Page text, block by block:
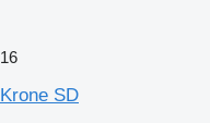
16
Krone SD